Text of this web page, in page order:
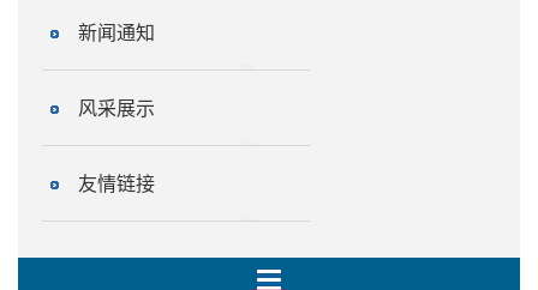
新闻通知
风采展示
友情链接